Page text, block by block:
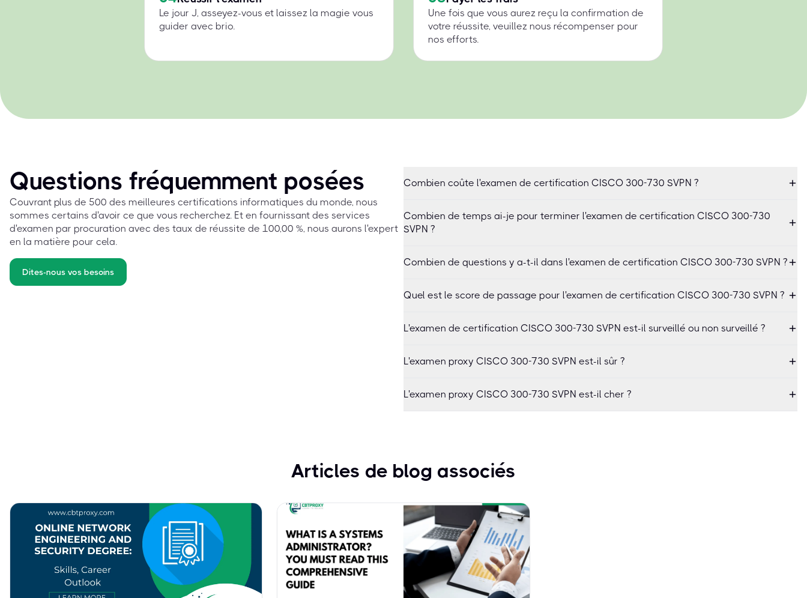
Le jour J, asseyez-vous et laissez la magie vous
guider avec brio.
Une fois que vous aurez reçu la confirmation de
votre réussite, veuillez nous récompenser pour
nos efforts.
Questions fréquemment posées
Couvrant plus de 500 des meilleures certifications informatiques du monde, nous
sommes certains d'avoir ce que vous recherchez. Et en fournissant des services
d'examen par procuration avec des taux de réussite de 100,00 %, nous aurons l'expert
en la matière pour cela.
Dites-nous vos besoins
Combien coûte l'examen de certification CISCO 300-730 SVPN ?
Combien de temps ai-je pour terminer l'examen de certification CISCO 300-730
SVPN ?
Combien de questions y a-t-il dans l'examen de certification CISCO 300-730 SVPN ?
Quel est le score de passage pour l'examen de certification CISCO 300-730 SVPN ?
L'examen de certification CISCO 300-730 SVPN est-il surveillé ou non surveillé ?
L'examen proxy CISCO 300-730 SVPN est-il sûr ?
L'examen proxy CISCO 300-730 SVPN est-il cher ?
Articles de blog associés